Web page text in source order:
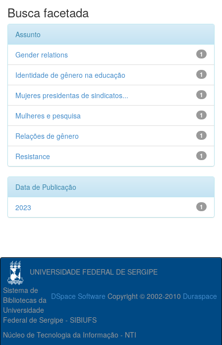
Busca facetada
Assunto
1
Gender relations
1
Identidade de gênero na educação
1
Mujeres presidentas de sindicatos...
1
Mulheres e pesquisa
1
Relações de gênero
1
Resistance
Data de Publicação
1
2023
UNIVERSIDADE FEDERAL DE SERGIPE
DSpace Software Copyright © 2002-2010 Duraspace
Sistema de
Bibliotecas da
Universidade
Federal de Sergipe - SIBIUFS
Núcleo de Tecnologia da Informação - NTI